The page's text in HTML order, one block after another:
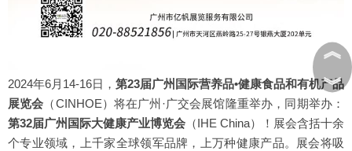
2024年6月14-16日， 第23届广州国际营养品•健康食品和有机产品
展览会 （CINHOE） 将在广州·广交会展馆隆重举办，同期举办：
第32届广州国际大健康产业博览会 （IHE China）
！展会含括十余
个专业领域，上千家全球领军品牌，上万种健康产品。展会将吸
︽
︾